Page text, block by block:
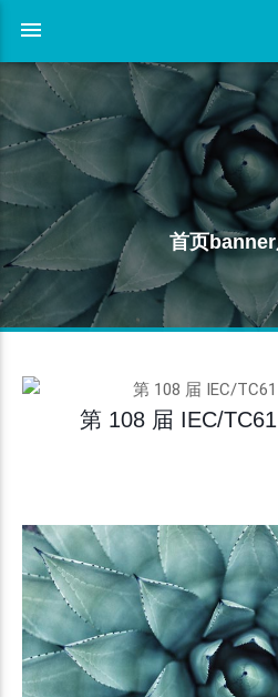
首页
第 108 届 IEC/